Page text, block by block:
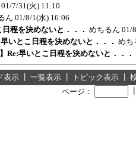
01/7/31(火) 11:10
ん 01/8/1(水) 16:06
日程を決めないと．．． めちるん 01/
早いとこ日程を決めないと．．． め
】Re:早いとこ日程を決めないと．．．
表示 一覧表示 トピック表示
ページ：